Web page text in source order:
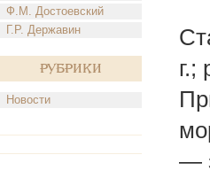
Ф.М. Достоевский
Г.Р. Державин
Рубрики
Новости
г.;
—